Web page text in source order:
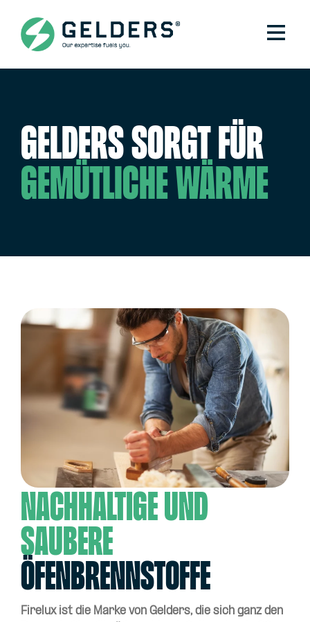
Gelders sorgt für
gemütliche Wärme
nachhaltige und
saubere
Öfenbrennstoffe
Firelux ist die Marke von Gelders, die sich ganz den